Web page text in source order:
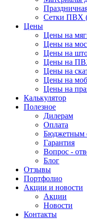
Сетки ПВХ
Цены
Цены на
Цены на
Цены на
Цены на
Цены на
Цены на
Цены на
Калькулятор
Полезное
Дилерам
Оплата
Бюджетным
Гарантия
Вопрос -
Блог
Отзывы
Портфолио
Акции и новости
Акции
Новости
Контакты